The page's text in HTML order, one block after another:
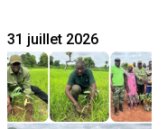
31 juillet 2026